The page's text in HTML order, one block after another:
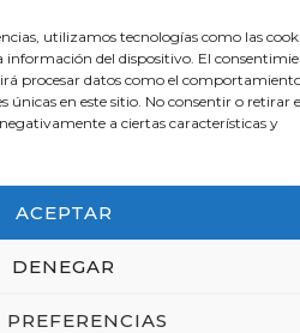
utilizamos tecnologías como las
información del dispositivo. El
procesar datos como el
únicas en este sitio. No consentir o retirar
a ciertas características y
ACEPTAR
DENEGAR
PREFERENCIAS
O DNI
participar con la ficha
o el DNI.